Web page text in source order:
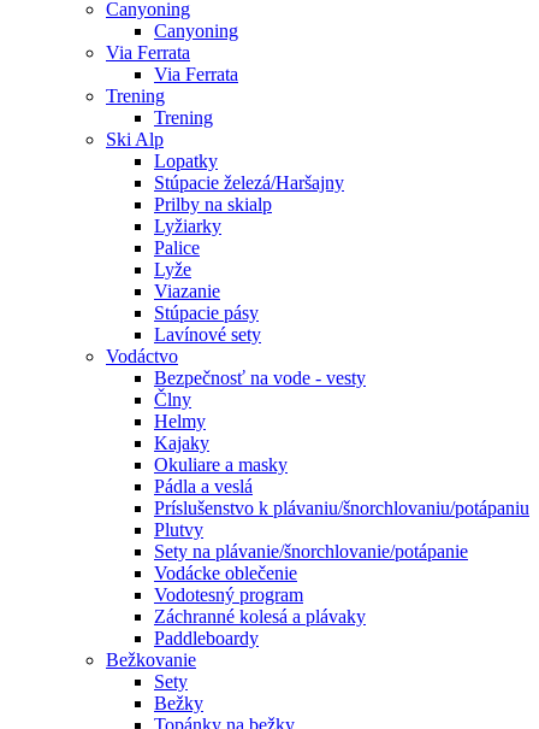
Canyoning
Canyoning
Via Ferrata
Via Ferrata
Trening
Trening
Ski Alp
Lopatky
Stúpacie železá/Haršajny
Prilby na skialp
Lyžiarky
Palice
Lyže
Viazanie
Stúpacie pásy
Lavínové sety
Vodáctvo
Bezpečnosť na vode - vesty
Člny
Helmy
Kajaky
Okuliare a masky
Pádla a veslá
Príslušenstvo k plávaniu/šnorchlovaniu/potápaniu
Plutvy
Sety na plávanie/šnorchlovanie/potápanie
Vodácke oblečenie
Vodotesný program
Záchranné kolesá a plávaky
Paddleboardy
Bežkovanie
Sety
Bežky
Topánky na bežky